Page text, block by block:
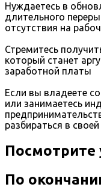
Нуждаетесь в
длительного
отсутствия на
Стремитесь
который станет
заработной платы
Если вы владеете
или занимаетесь
разбираться в
Посмотрите
По